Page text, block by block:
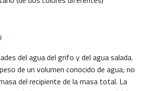
del agua del grifo y del agua salada.
de un volumen conocido de agua; no
del recipiente de la masa total. La